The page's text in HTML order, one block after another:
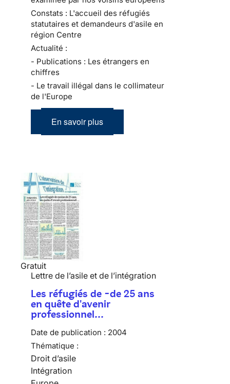
Constats : L'accueil des réfugiés
statutaires et demandeurs d'asile en
région Centre
Actualité :
- Publications : Les étrangers en
chiffres
- Le travail illégal dans le collimateur
de l'Europe
En savoir plus
Gratuit
Lettre de l’asile et de l’intégration
Les réfugiés de -de 25 ans
en quête d'avenir
professionnel…
Date de publication : 2004
Thématique :
Droit d’asile
Intégration